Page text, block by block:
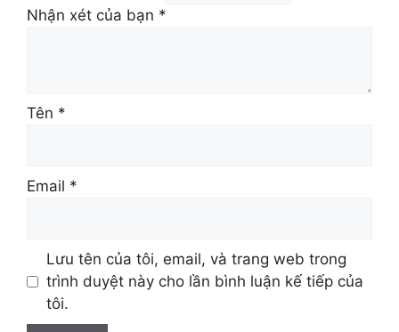
Nhận xét của bạn *
Tên *
Email *
Lưu tên của tôi, email, và trang web trong
trình duyệt này cho lần bình luận kế tiếp của
tôi.